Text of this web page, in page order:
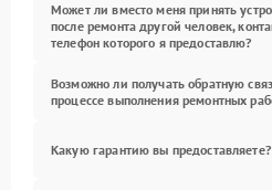
Может ли вместо меня принять
после ремонта другой человек,
телефон которого я предоставлю?
Возможно ли получать обратную
процессе выполнения ремонтных
Какую гарантию вы предоставляете?